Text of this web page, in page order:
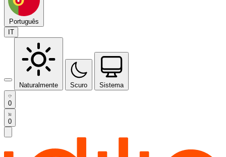
Português
IT
Naturalmente Scuro Sistema
0
0